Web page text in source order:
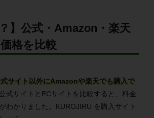
】公式・Amazon・楽天
格を比較
サイト以外にAmazonや楽天でも購入で
式サイトとECサイトを比較すると、料金
わかりました。KUROJIRU を購入サイト